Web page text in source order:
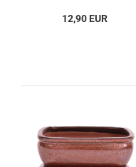
12,90 EUR